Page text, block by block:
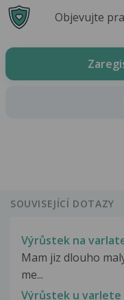
Objevujte
SOUVISEJÍCÍ DOTAZY
Výrůstek na
Mam jiz dlouho
me...
Výrůstek u varlete